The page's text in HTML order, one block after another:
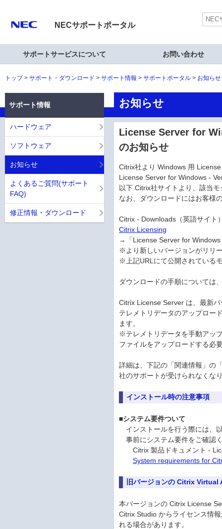
NECサポートポータル
サポートサービスについて お問い合わせ
トップ サポート・ダウンロード サポート情報 サポートポータル お知ら
お知らせ
License Server for
のお知らせ
Citrix社より Windows 用
License Server for Windows -
以下 Citrix社サイトより、該当
なお、ダウンロードにはお客様
Citrix - Downloads（英語サイト
Citrix Licensing
→「License Server for
※より新しいバージョンがリリ
※上記URLにて公開されている
ダウンロードの手順については
Citrix License Server は、最新
テレメトリデータのアップロー
ます。
※テレメトリデータを手動アッ
ファイルをアップロードする必
詳細は、下記の「関連情報」の
社のサポートが受けられなくな
インストール時の注意事項
■システム要件ついて
インストールを行う際には、
事前にシステム要件をご確認
Citrix 製品ドキュメント -
System requirements for
旧バージョンの Citrix
本バージョンの Citrix License
Citrix Studio からライセンス情
れる場合があります。
サポート情報
ハードウェア
ソフトウェア
お知らせ
よくあるご質問(サポート
FAQ)
修正情報・ダウンロード